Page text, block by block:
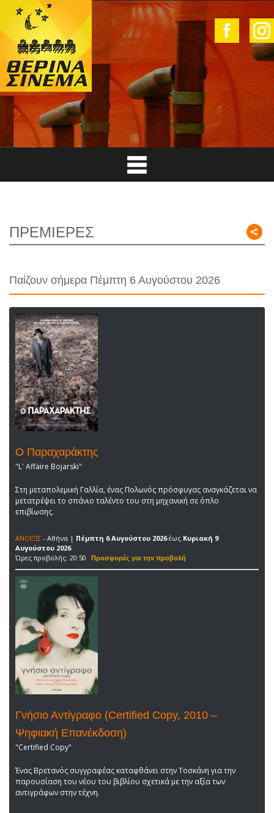
ΠΡΕΜΙΕΡΕΣ
Παίζουν σήμερα Πέμπτη 6 Αυγούστου 2026
Ο Παραχαράκτης
"L' Affaire Bojarski"
Στη μεταπολεμική Γαλλία, ένας Πολωνός πρόσφυγας αναγκάζεται να
μετατρέψει το σπάνιο ταλέντο του στη μηχανική σε όπλο
επιβίωσης.
ΑΝΟΙΞΙΣ - Αθήνα | Πέμπτη 6 Αυγούστου 2026έως Κυριακή 9
Αυγούστου 2026
Ώρες προβολής: 20:50
Γνήσιο Αντίγραφο (Certified Copy, 2010 –
Ψηφιακή Επανέκδοση)
"Certified Copy"
Ένας Βρετανός συγγραφέας καταφθάνει στην Τοσκάνη για την
παρουσίαση του νέου του βιβλίου σχετικά με την αξία των
αντιγράφων στην τέχνη.